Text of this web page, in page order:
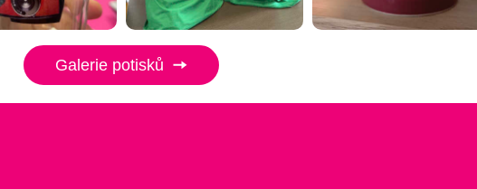
Galerie potisků